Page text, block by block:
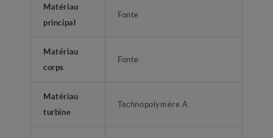
Matériau
principal
Fonte
Matériau
corps
Fonte
Matériau
turbine
Technopolymère A